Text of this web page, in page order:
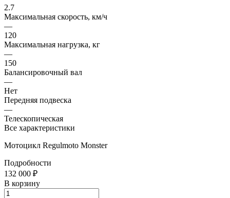
2.7
Максимальная скорость, км/ч
—
120
Максимальная нагрузка, кг
—
150
Балансировочный вал
—
Нет
Передняя подвеска
—
Телескопическая
Все характеристики
Мотоцикл Regulmoto Monster
Подробности
132 000 ₽
В корзину